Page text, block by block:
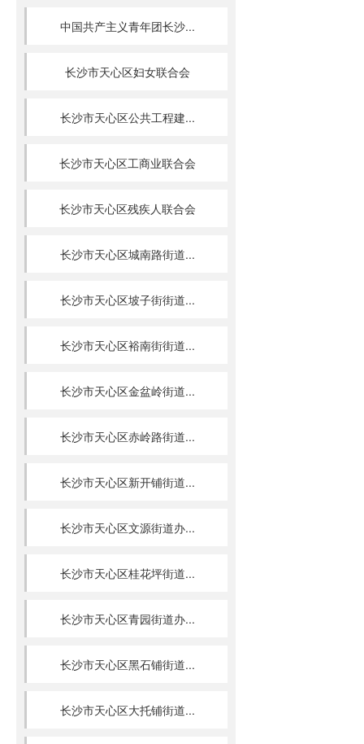
中国共产主义青年团长沙...
长沙市天心区妇女联合会
长沙市天心区公共工程建...
长沙市天心区工商业联合会
长沙市天心区残疾人联合会
长沙市天心区城南路街道...
长沙市天心区坡子街街道...
长沙市天心区裕南街街道...
长沙市天心区金盆岭街道...
长沙市天心区赤岭路街道...
长沙市天心区新开铺街道...
长沙市天心区文源街道办...
长沙市天心区桂花坪街道...
长沙市天心区青园街道办...
长沙市天心区黑石铺街道...
长沙市天心区大托铺街道...